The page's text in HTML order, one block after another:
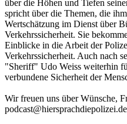
über die Höhen und Tiefen
spricht über die Themen, die
Wertschätzung im Dienst über
Verkehrssicherheit. Sie
Einblicke in die Arbeit der
Verkehrssicherheit. Auch nach
"Sheriff" Udo Weiss weiterhin
verbundene Sicherheit der
Wir freuen uns über Wünsche,
podcast@hiersprachdiepolizei.de